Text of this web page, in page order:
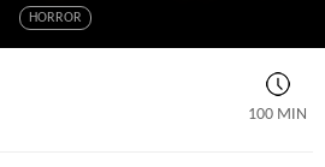
HORROR
100 MIN